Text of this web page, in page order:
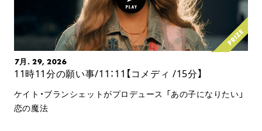
7月. 29, 2026
11時11分の願い事/11：11【コメディ /15分】
ケイト・ブランシェットがプロデュース 「あの子になりたい」
恋の魔法